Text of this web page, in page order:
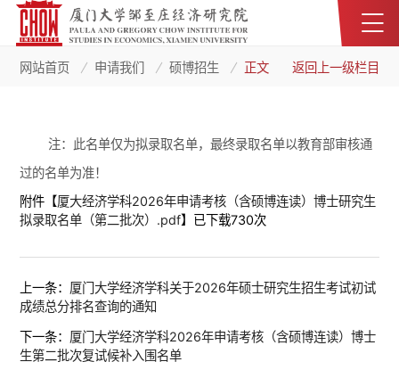
网站首页 申请我们 硕博招生 正文 返回上一级栏目
注：此名单仅为拟录取名单，最终录取名单以教育部审核通
过的名单为准！
附件【厦大经济学科2026年申请考核（含硕博连读）博士研究生
拟录取名单（第二批次）.pdf】已下载730次
上一条： 厦门大学经济学科关于2026年硕士研究生招生考试初试
成绩总分排名查询的通知
下一条： 厦门大学经济学科2026年申请考核（含硕博连读）博士
生第二批次复试候补入围名单